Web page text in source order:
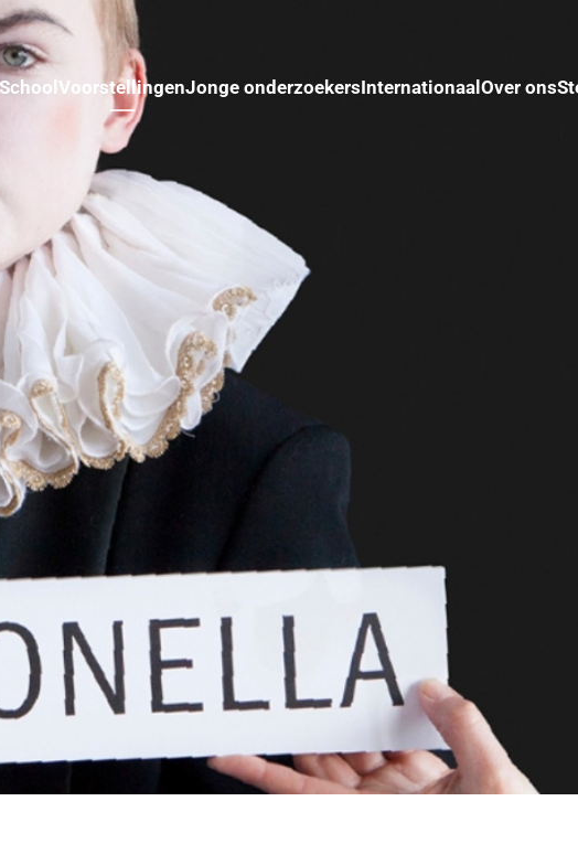
SchoolVoorstellingenJonge onderzoekersInternationaalOver ons